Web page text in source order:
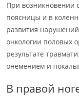
При возникновении
поясницы и в
развития
онкологии половых
результате
онемением и
В правой